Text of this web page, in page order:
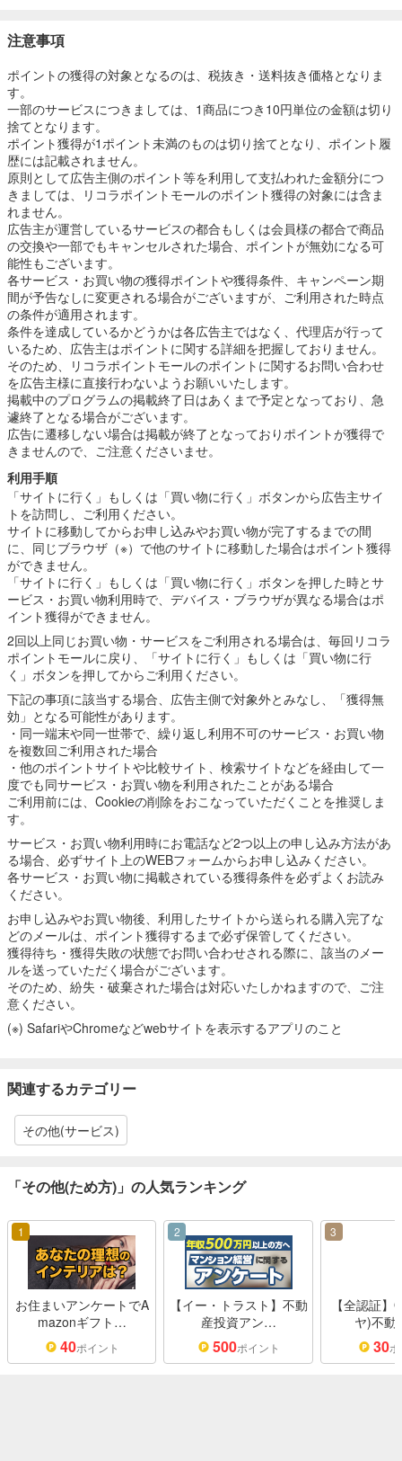
注意事項
ポイントの獲得の対象となるのは、税抜き・送料抜き価格となりま
す。
一部のサービスにつきましては、1商品につき10円単位の金額は切り
捨てとなります。
ポイント獲得が1ポイント未満のものは切り捨てとなり、ポイント履
歴には記載されません。
原則として広告主側のポイント等を利用して支払われた金額分につ
きましては、リコラポイントモールのポイント獲得の対象には含ま
れません。
広告主が運営しているサービスの都合もしくは会員様の都合で商品
の交換や一部でもキャンセルされた場合、ポイントが無効になる可
能性もございます。
各サービス・お買い物の獲得ポイントや獲得条件、キャンペーン期
間が予告なしに変更される場合がございますが、ご利用された時点
の条件が適用されます。
条件を達成しているかどうかは各広告主ではなく、代理店が行って
いるため、広告主はポイントに関する詳細を把握しておりません。
そのため、リコラポイントモールのポイントに関するお問い合わせ
を広告主様に直接行わないようお願いいたします。
掲載中のプログラムの掲載終了日はあくまで予定となっており、急
遽終了となる場合がございます。
広告に遷移しない場合は掲載が終了となっておりポイントが獲得で
きませんので、ご注意くださいませ。
利用手順
「サイトに行く」もしくは「買い物に行く」ボタンから広告主サイ
トを訪問し、ご利用ください。
サイトに移動してからお申し込みやお買い物が完了するまでの間
に、同じブラウザ（※）で他のサイトに移動した場合はポイント獲得
ができません。
「サイトに行く」もしくは「買い物に行く」ボタンを押した時とサ
ービス・お買い物利用時で、デバイス・ブラウザが異なる場合はポ
イント獲得ができません。
2回以上同じお買い物・サービスをご利用される場合は、毎回リコラ
ポイントモールに戻り、「サイトに行く」もしくは「買い物に行
く」ボタンを押してからご利用ください。
下記の事項に該当する場合、広告主側で対象外とみなし、「獲得無
効」となる可能性があります。
・同一端末や同一世帯で、繰り返し利用不可のサービス・お買い物
を複数回ご利用された場合
・他のポイントサイトや比較サイト、検索サイトなどを経由して一
度でも同サービス・お買い物を利用されたことがある場合
ご利用前には、Cookieの削除をおこなっていただくことを推奨しま
す。
サービス・お買い物利用時にお電話など2つ以上の申し込み方法があ
る場合、必ずサイト上のWEBフォームからお申し込みください。
各サービス・お買い物に掲載されている獲得条件を必ずよくお読み
ください。
お申し込みやお買い物後、利用したサイトから送られる購入完了な
どのメールは、ポイント獲得するまで必ず保管してください。
獲得待ち・獲得失敗の状態でお問い合わせされる際に、該当のメー
ルを送っていただく場合がございます。
そのため、紛失・破棄された場合は対応いたしかねますので、ご注
意ください。
(※) SafariやChromeなどwebサイトを表示するアプリのこと
関連するカテゴリー
その他(サービス)
「その他(ため方)」の人気ランキング
1
お住まいアンケートでA
mazonギフト…
40ポイント
2
【イー・トラスト】不動
産投資アン…
500ポイント
3
【全認証】
ヤ)不
30